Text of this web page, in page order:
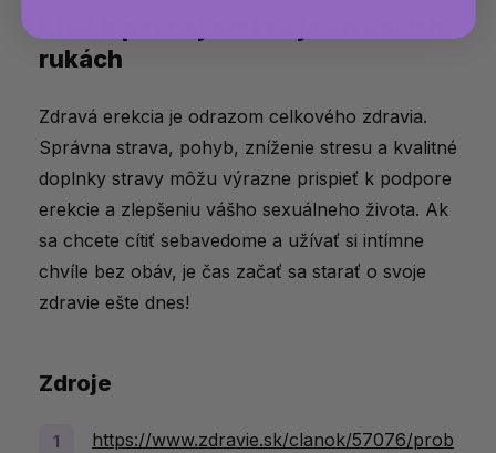
rukách
Zdravá erekcia je odrazom celkového zdravia.
Správna strava, pohyb, zníženie stresu a kvalitné
doplnky stravy môžu výrazne prispieť k podpore
erekcie a zlepšeniu vášho sexuálneho života. Ak
sa chcete cítiť sebavedome a užívať si intímne
chvíle bez obáv, je čas začať sa starať o svoje
zdravie ešte dnes!
Zdroje
https://www.zdravie.sk/clanok/57076/prob